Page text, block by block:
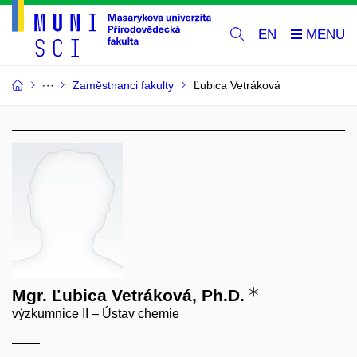
EN
Zaměstnanci fakulty Ľubica Vetráková
Mgr. Ľubica Vetráková, Ph.D.
výzkumnice II – Ústav chemie